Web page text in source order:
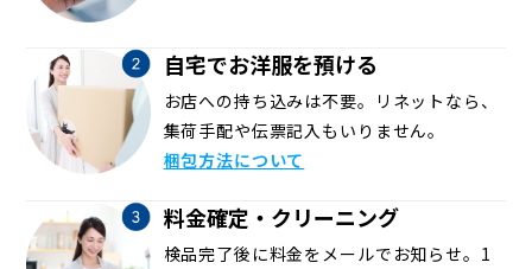
自宅でお洋服を預ける
お店への持ち込みは不要。リネットなら、
集荷手配や伝票記入もいりません。
梱包方法について
料金確定・クリーニング
検品完了後に料金をメールでお知らせ。1